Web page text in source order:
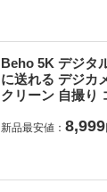
Beho 5K デジタ
に送れる デジカ
クリーン 自撮り
新品最安値： 8,999